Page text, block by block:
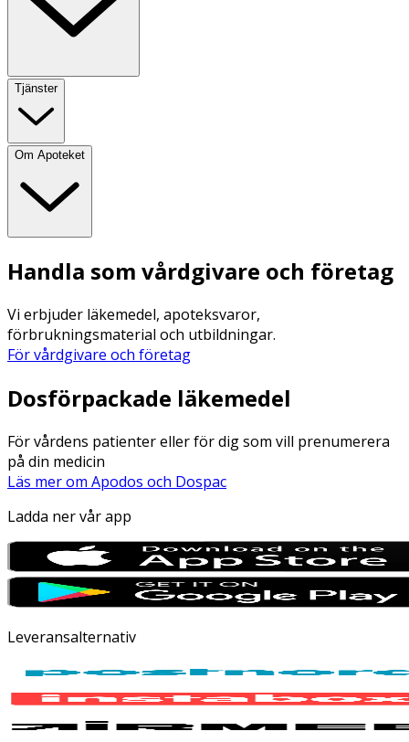
Tjänster
Om Apoteket
Handla som vårdgivare och företag
Vi erbjuder läkemedel, apoteksvaror,
förbrukningsmaterial och utbildningar.
För vårdgivare och företag
Dosförpackade läkemedel
För vårdens patienter eller för dig som vill prenumerera
på din medicin
Läs mer om Apodos och Dospac
Ladda ner vår app
Leveransalternativ